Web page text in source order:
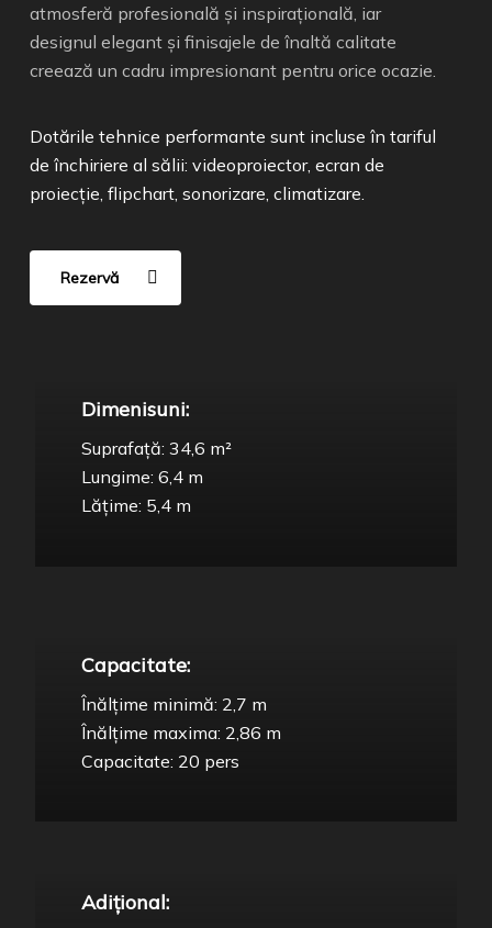
atmosferă profesională și inspirațională, iar
designul elegant și finisajele de înaltă calitate
creează un cadru impresionant pentru orice ocazie.
Dotările tehnice performante sunt incluse în tariful
de închiriere al sălii: videoproiector, ecran de
proiecție, flipchart, sonorizare, climatizare.
Rezervă
Dimenisuni:
Suprafață: 34,6 m²
Lungime: 6,4 m
Lățime: 5,4 m
Capacitate:
Înălțime minimă: 2,7 m
Înălțime maxima: 2,86 m
Capacitate: 20 pers
Adițional: